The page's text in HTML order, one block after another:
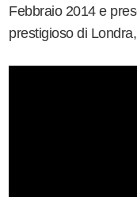
Febbraio 2014 e
prestigioso di